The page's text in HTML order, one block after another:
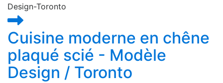
Cuisine moderne en chêne
plaqué scié - Modèle
Design / Toronto